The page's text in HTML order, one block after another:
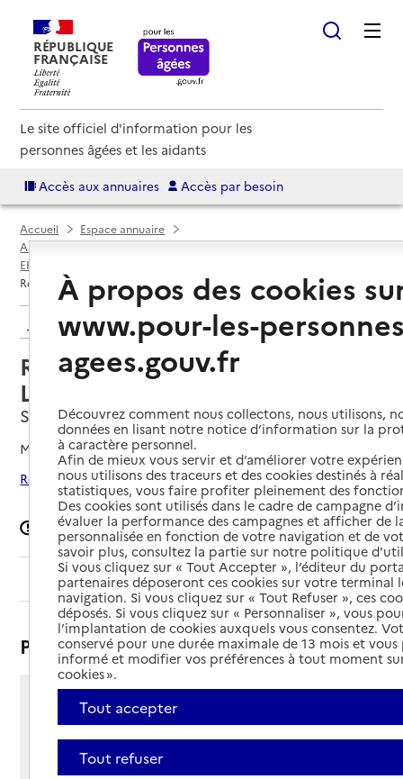
RÉPUBLIQUE
FRANÇAISE
Le site officiel d'information pour les
personnes âgées et les aidants
Accès aux annuaires Accès par besoin
Accueil
Espace annuaire
Annuaire EHPAD et maisons de retraite
EHPAD par département
Résidence AOLYS La Fontaine au Lièvre
Retour aux résultats de l'annuaire
Résidence AOLYS La Fontaine au
Lièvre
Saint-Malo, ILLE-ET-VILAINE
Mis à jour le06/07/2026
Rechercher les établissements autour de Saint-Malo
Signaler une erreur
Sommaire
Présentation
5 rue Christophe Colomb
BP 70931
Voir itinéraire
À propos des cookies
www.pour-les-
agees.gouv.fr
Découvrez comment nous collectons, nous utilisons,
données en lisant notre notice d’information sur la
à caractère personnel.
Afin de mieux vous servir et d’améliorer votre
nous utilisons des traceurs et des cookies destinés à
statistiques, vous faire profiter pleinement des
Des cookies sont utilisés dans le cadre de campagne
évaluer la performance des campagnes et afficher de
personnalisée en fonction de votre navigation et de
savoir plus, consultez la partie sur notre politique
Si vous cliquez sur « Tout Accepter », l’éditeur du
partenaires déposeront ces cookies sur votre terminal
navigation. Si vous cliquez sur « Tout Refuser », ces
déposés. Si vous cliquez sur « Personnaliser », vous
l’implantation de cookies auxquels vous consentez.
conservé pour une durée maximale de 13 mois et
informé et modifier vos préférences à tout moment
cookies ».
Tout accepter
Tout refuser